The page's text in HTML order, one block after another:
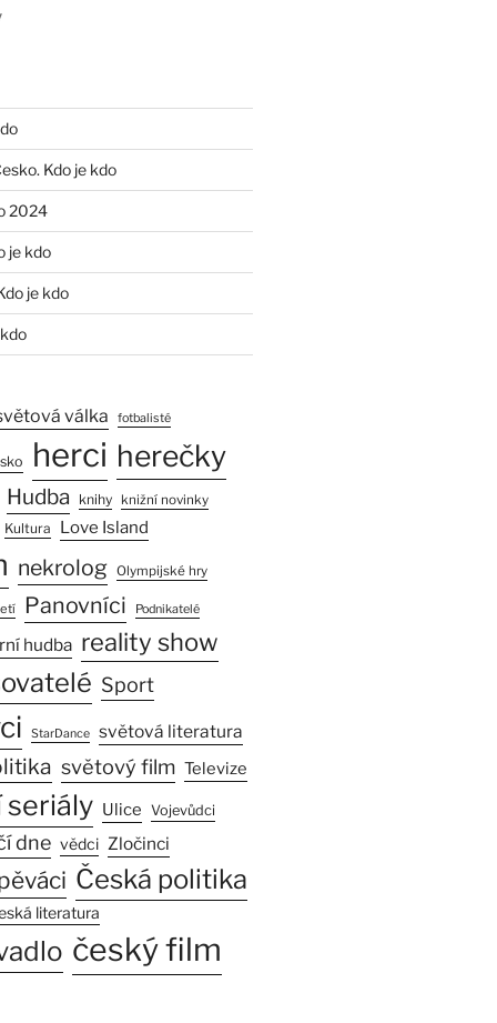
Kdo je kdo
2024
je kdo
je kdo
válka fotbalisté
herci herečky
Hudba knihy knižní novinky
Kultura Love Island
nekrolog Olympijské hry
Panovníci Podnikatelé
hudba reality show
Sport
StarDance světová literatura
světový film Televize
Ulice Vojevůdci
dne vědci Zločinci
Česká politika
literatura
český film